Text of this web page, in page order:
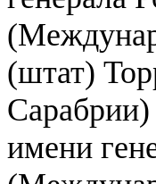
(штат)
имени